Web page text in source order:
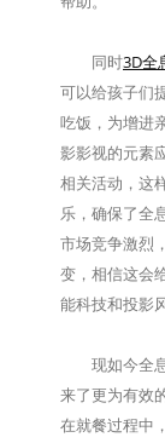
同时3D全
可以给孩子们
吃饭，为增进
影影视的元素
相关活动，这
乐，确保了全
市场竞争激烈
变，相信这会
能科技和投影
现如今全息
来了更为有效
在就餐过程中